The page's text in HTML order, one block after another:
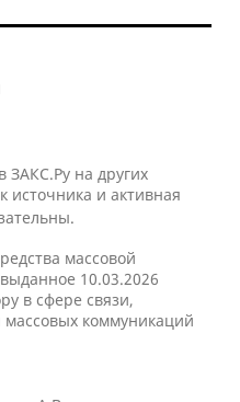
ЗАКС.Ру на других
источника и активная
массовой
10.03.2026
в сфере связи,
коммуникаций